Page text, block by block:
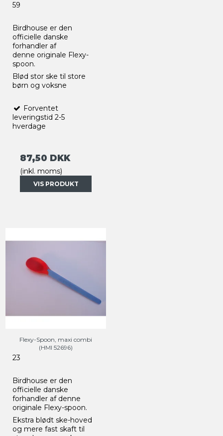
59
Birdhouse er den
officielle danske
forhandler af
denne originale Flexy-
spoon.
Blød stor ske til store
børn og voksne
Forventet
leveringstid 2-5
hverdage
87,50 DKK
(inkl. moms)
VIS PRODUKT
Flexy-Spoon, maxi combi
(HMI 52696)
23
Birdhouse er den
officielle danske
forhandler af denne
originale Flexy-spoon.
Ekstra blødt ske-hoved
og mere fast skaft til